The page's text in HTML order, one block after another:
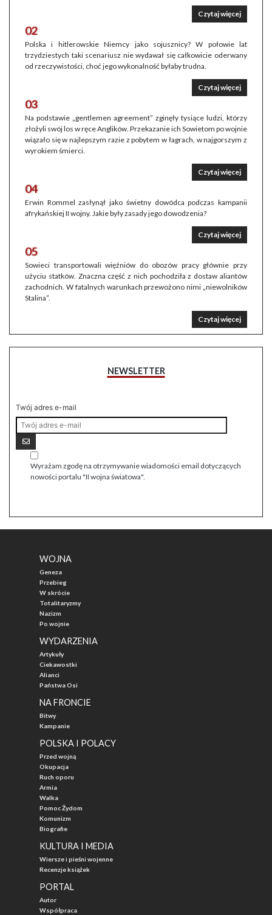
Czytaj więcej
02
Polska i hitlerowskie Niemcy jako sojusznicy? W połowie lat
trzydziestych taki scenariusz nie wydawał się całkowicie oderwany
od rzeczywistości, choć jego wykonalność byłaby trudna.
Czytaj więcej
03
Na podstawie „gentlemen agreement” zginęły tysiące ludzi, którzy
złożyli swój los w ręce Anglików. Przekazanie ich Sowietom po wojnie
wiązało się w najlepszym razie z pobytem w łagrach, w najgorszym z
wyrokiem śmierci.
Czytaj więcej
04
Erwin Rommel zasłynął jako świetny dowódca podczas kampanii
afrykańskiej II wojny. Jakie były zasady jego dowodzenia?
Czytaj więcej
05
Sowieci transportowali więźniów do obozów pracy głównie przy
użyciu statków. Znaczna część z nich pochodziła z dostaw aliantów
zachodnich. W fatalnych warunkach przewożono nimi „niewolników
Stalina”.
Czytaj więcej
NEWSLETTER
Twój adres e-mail
Wyrażam zgodę na otrzymywanie wiadomości email dotyczących
nowości portalu "II wojna światowa".
WOJNA
Geneza
Przebieg
W skrócie
Totalitaryzmy
Nazizm
Po wojnie
WYDARZENIA
Artykuły
Ciekawostki
Alianci
Państwa Osi
NA FRONCIE
Bitwy
Kampanie
POLSKA I POLACY
Przed wojną
Okupacja
Ruch oporu
Armia
Walka
Pomoc Żydom
Komunizm
Biografie
KULTURA I MEDIA
Wiersze i pieśni wojenne
Recenzje książek
PORTAL
Autor
Współpraca